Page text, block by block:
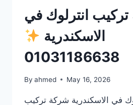
انترلوك في
الاسكندرية
01031186638
By ahmed May 16, 2026
في الاسكندرية شركة تركيب